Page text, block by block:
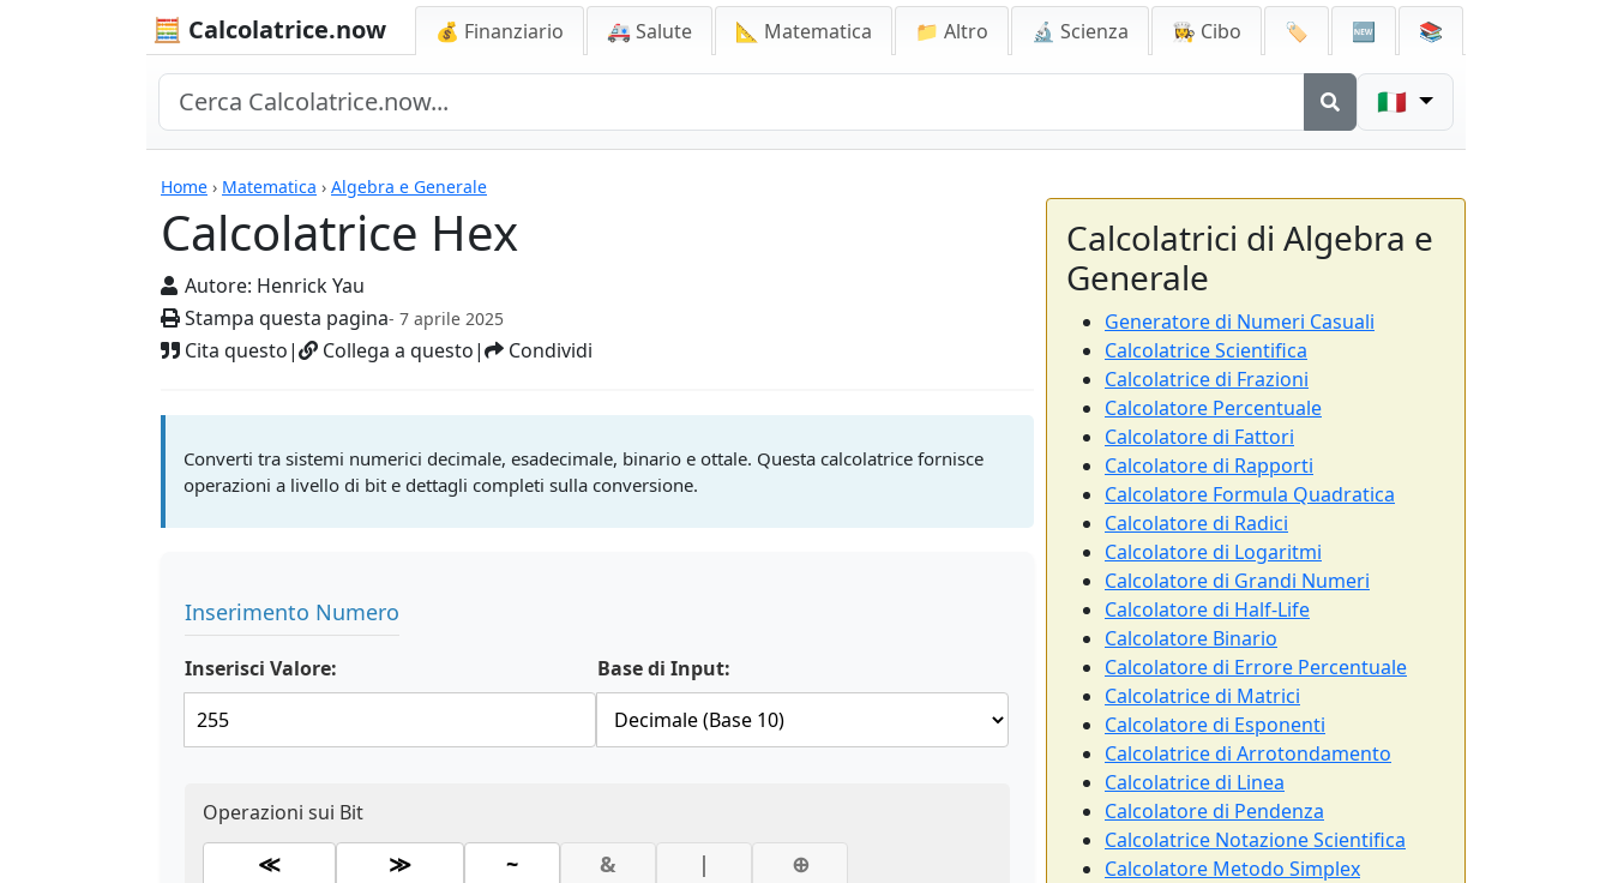
🧮 Calcolatrice.now 💰 Finanziario 🚑 Salute 📐 Matematica 📁 Altro 🔬 Scienza 👩‍🍳 Cibo 🏷️ 🆕 📚
🇮🇹
Home › Matematica › Algebra e Generale
Calcolatrice Hex
Autore: Henrick Yau
Stampa questa pagina- 7 aprile 2025
Cita questo| Collega a questo| Condividi
Calcolatrici
Converti tra sistemi numerici decimale, esadecimale, binario e ottale. Questa calcolatrice fornisce
operazioni a livello di bit e dettagli completi sulla conversione.
Inserimento Numero
Inserisci Valore: Base di Input:
Operazioni sui Bit
≪ ≫ ~ & | ⊕
Calcolatrici di Algebra e
Generale
Generatore di Numeri Casuali
Calcolatrice Scientifica
Calcolatrice di Frazioni
Calcolatore Percentuale
Calcolatore di Fattori
Calcolatore di Rapporti
Calcolatore Formula Quadratica
Calcolatore di Radici
Calcolatore di Logaritmi
Calcolatore di Grandi Numeri
Calcolatore di Half-Life
Calcolatore Binario
Calcolatore di Errore Percentuale
Calcolatrice di Matrici
Calcolatore di Esponenti
Calcolatrice di Arrotondamento
Calcolatrice di Linea
Calcolatore di Pendenza
Calcolatrice Notazione Scientifica
Calcolatore Metodo Simplex